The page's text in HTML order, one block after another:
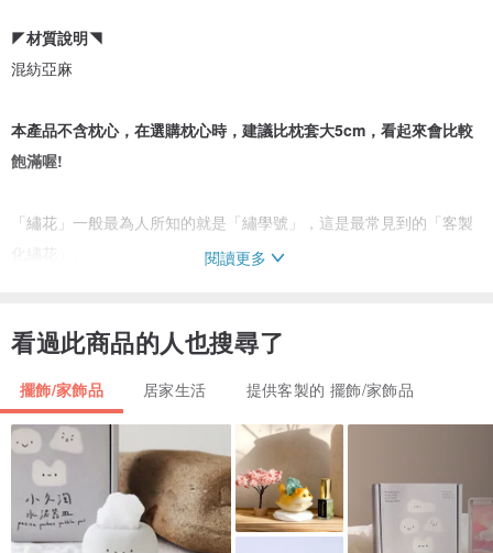
◤材質說明◥
混紡亞麻
本產品不含枕心，在選購枕心時，建議比枕套大5cm，看起來會比較
飽滿喔!
「繡花」一般最為人所知的就是「繡學號」，這是最常見到的「客製
化繡花」。
都要先經過電腦打版，才能開始製作。
一個圖案複雜的版，光是版費可能就要數千元，
只做一件產品的話，實在太貴了!!!!
我們常遇到飽受驚嚇的客人，因此想出解決的辨法，而推出目前的產
品。
困難且複雜的部份我們先設計好，其他的部份讓您自由發揮。
閱讀更多
看過此商品的人也搜尋了
擺飾/家飾品 居家生活 提供客製的 擺飾/家飾品